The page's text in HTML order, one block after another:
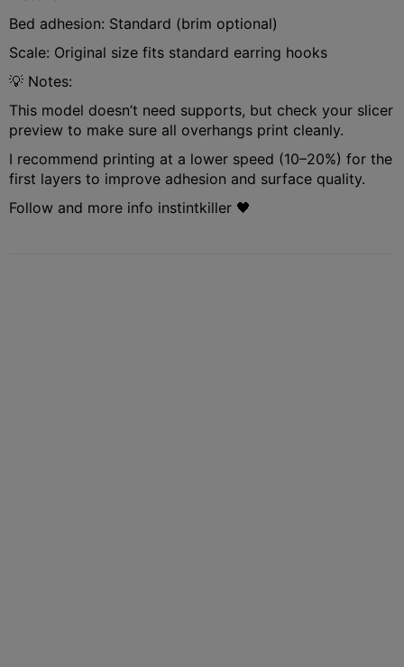
Bed adhesion: Standard (brim optional)
Scale: Original size fits standard earring hooks
💡 Notes:
This model doesn’t need supports, but check your slicer
preview to make sure all overhangs print cleanly.
I recommend printing at a lower speed (10–20%) for the
first layers to improve adhesion and surface quality.
Follow and more info instintkiller 🖤